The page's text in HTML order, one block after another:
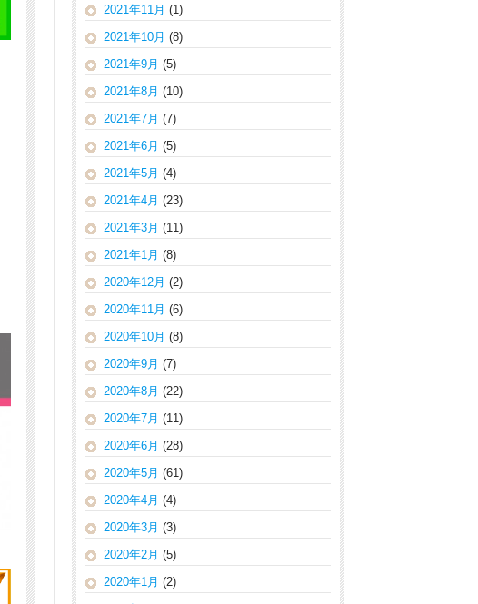
2021年11月 (1)
2021年10月 (8)
2021年9月 (5)
2021年8月 (10)
2021年7月 (7)
2021年6月 (5)
2021年5月 (4)
2021年4月 (23)
2021年3月 (11)
2021年1月 (8)
2020年12月 (2)
2020年11月 (6)
2020年10月 (8)
2020年9月 (7)
2020年8月 (22)
2020年7月 (11)
2020年6月 (28)
2020年5月 (61)
2020年4月 (4)
2020年3月 (3)
2020年2月 (5)
2020年1月 (2)